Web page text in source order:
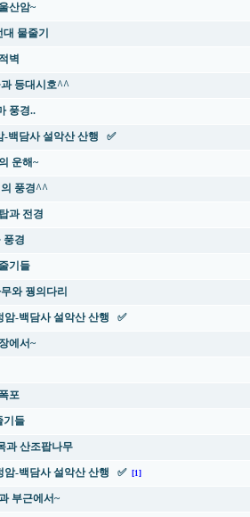
산암~
물줄기
벽
등대시호^^
풍경..
-백담사 설악산 산행 ✅
운해~
풍경^^
과 전경
풍경
기들
와 꿩의다리
암-백담사 설악산 산행 ✅
에서~
포
기들
과 산조팝나무
암-백담사 설악산 산행 ✅ [1]
부근에서~